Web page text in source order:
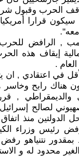
الحرب وقبول
سيكون قرارا
, الرافض
إيقاف هذه
.
في اعتقادي , ان
هناك رابح وخاسر
والديمقراطي ,
لصالح
الدولتين منذ
رئيس وزراء
بمقدور نتنياهو
محدود له و